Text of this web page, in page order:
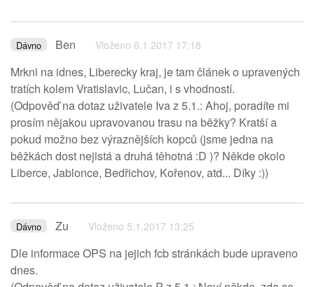
Dávno Ben Vloženo 6.1.2017 17:18
Mrkni na idnes, Liberecky kraj, je tam článek o upravených
tratích kolem Vratislavic, Lučan, i s vhodností.
(Odpověď na dotaz uživatele Iva z 5.1.: Ahoj, poradíte mi
prosím nějakou upravovanou trasu na běžky? Kratší a
pokud možno bez výraznějších kopců (jsme jedna na
běžkách dost nejistá a druhá těhotná :D )? Někde okolo
Liberce, Jablonce, Bedřichov, Kořenov, atd... Díky :))
Dávno Zu Vloženo 5.1.2017 13:25
Dle informace OPS na jejich fcb stránkách bude upraveno
dnes.